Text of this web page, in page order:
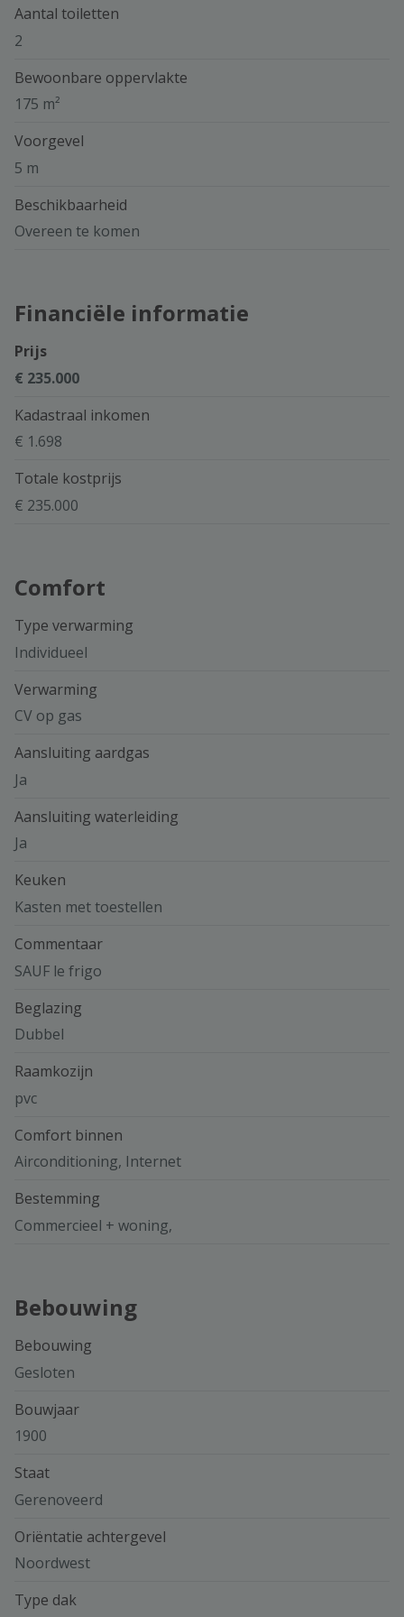
Aantal toiletten
2
Bewoonbare oppervlakte
175 m²
Voorgevel
5 m
Beschikbaarheid
Overeen te komen
Financiële informatie
Prijs
€ 235.000
Kadastraal inkomen
€ 1.698
Totale kostprijs
€ 235.000
Comfort
Type verwarming
Individueel
Verwarming
CV op gas
Aansluiting aardgas
Ja
Aansluiting waterleiding
Ja
Keuken
Kasten met toestellen
Commentaar
SAUF le frigo
Beglazing
Dubbel
Raamkozijn
pvc
Comfort binnen
Airconditioning, Internet
Bestemming
Commercieel + woning,
Bebouwing
Bebouwing
Gesloten
Bouwjaar
1900
Staat
Gerenoveerd
Oriëntatie achtergevel
Noordwest
Type dak